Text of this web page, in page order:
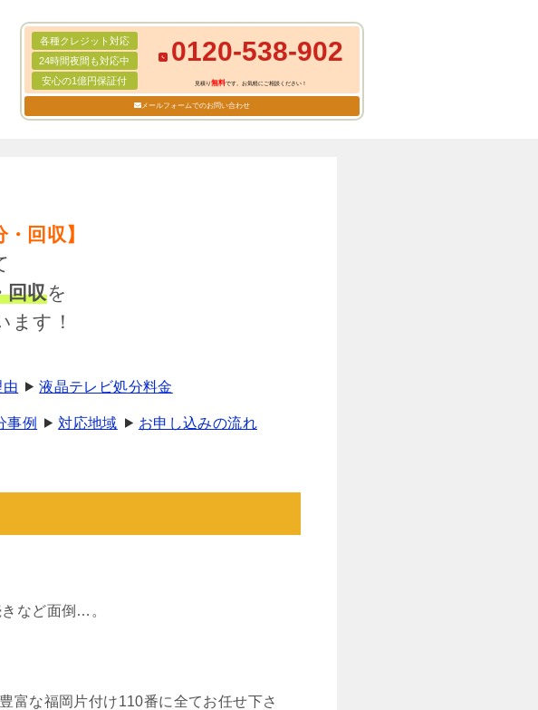
各種クレジット対応
24時間夜間も対応中
安心の1億円保証付
0120-538-902
見積り無料です。お気軽にご相談ください！
メールフォームでのお問い合わせ
回収】
回収を
ます！
由 液晶テレビ処分料金
事例 対応地域 お申し込みの流れ
など面倒…。
富な福岡片付け110番に全てお任せ下さ